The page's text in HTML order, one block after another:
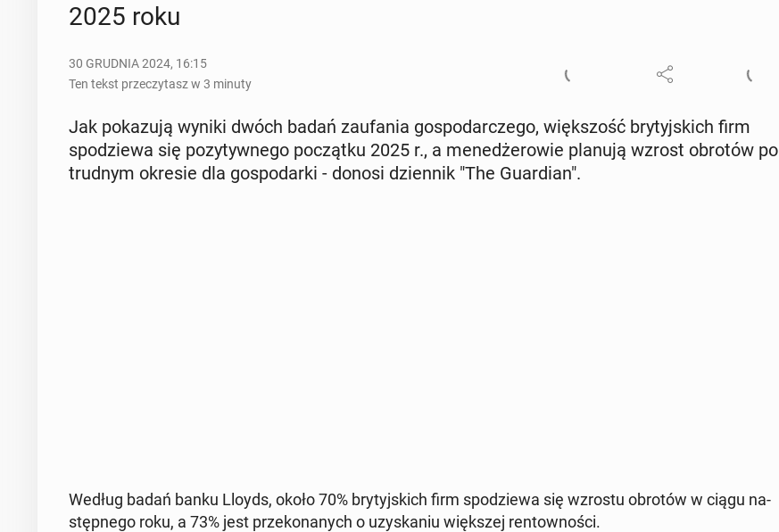
2025 roku
30 GRUDNIA 2024, 16:15
Ten tekst przeczytasz w 3 minuty
Jak po­ka­zu­ją wyniki dwóch badań za­ufa­nia go­spo­dar­cze­go, więk­szość bry­tyj­skich firm
spo­dzie­wa się po­zy­tyw­ne­go po­cząt­ku 2025 r., a me­ne­dże­ro­wie planują wzrost obrotów po
trudnym okresie dla go­spo­dar­ki - donosi dzien­nik "The Gu­ar­dian".
Według badań banku Lloyds, około 70% bry­tyj­skich firm spo­dzie­wa się wzrostu obrotów w ciągu na­
stęp­ne­go roku, a 73% jest prze­ko­na­nych o uzy­ska­niu więk­szej ren­tow­no­ści.